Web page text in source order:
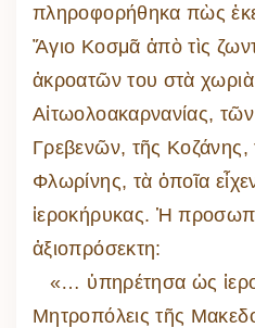
πληροφορήθηκα πὼς
Ἅγιο Κοσμᾶ ἀπὸ τὶς
ἀκροατῶν του στὰ χωριὰ
Αἰτωολοακαρνανίας,
Γρεβενῶν, τῆς Κοζάνης,
Φλωρίνης, τὰ ὁποῖα
ἱεροκήρυκας. Ἡ
ἀξιοπρόσεκτη:
«… ὑπηρέτησα ὡς
Μητροπόλεις τῆς